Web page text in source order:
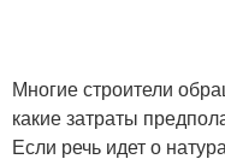
Многие строители
какие затраты
Если речь идет о